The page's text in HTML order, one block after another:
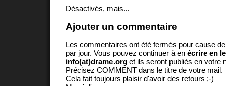
Désactivés, mais...
Ajouter un commentaire
Les commentaires ont été fermés pour cause
par jour. Vous pouvez continuer à en écrire en
info(at)drame.org et ils seront publiés en votre
Précisez COMMENT dans le titre de votre mail.
Cela fait toujours plaisir d'avoir des retours ;-)